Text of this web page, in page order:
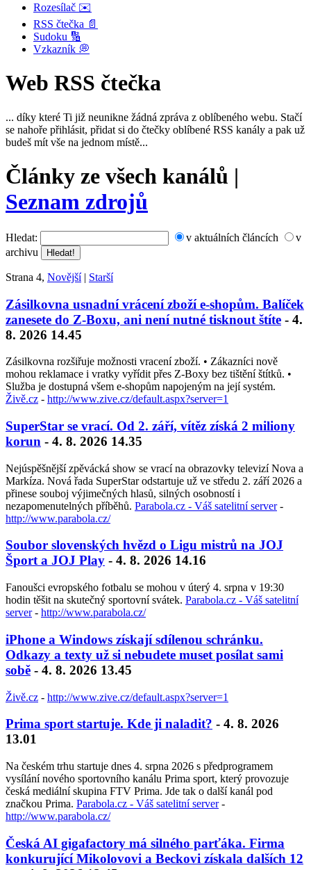
Rozesílač ✉️
RSS čtečka 📄
Sudoku 🔢
Vzkazník 💭
Web RSS čtečka
... díky které Ti již neunikne žádná zpráva z oblíbeného webu. Stačí
se nahoře přihlásit, přidat si do čtečky oblíbené RSS kanály a pak už
budeš mít vše na jednom místě...
Články ze všech kanálů |
Seznam zdrojů
Hledat: v aktuálních článcích
v
archivu
Strana 4, Novější| Starší
Zásilkovna usnadní vrácení zboží e-shopům. Balíček
zanesete do Z-Boxu, ani není nutné tisknout štíte - 4.
8. 2026 14.45
Zásilkovna rozšiřuje možnosti vracení zboží. • Zákazníci nově
mohou reklamace i vratky vyřídit přes Z-Boxy bez tištění štítků. •
Služba je dostupná všem e-shopům napojeným na její systém.
Živě.cz - http://www.zive.cz/default.aspx?server=1
SuperStar se vrací. Od 2. září, vítěz získá 2 miliony
korun - 4. 8. 2026 14.35
Nejúspěšnější zpěvácká show se vrací na obrazovky televizí Nova a
Markíza. Nová řada SuperStar odstartuje už ve středu 2. září 2026 a
přinese souboj výjimečných hlasů, silných osobností i
nezapomenutelných příběhů. Parabola.cz - Váš satelitní server-
http://www.parabola.cz/
Soubor slovenských hvězd o Ligu mistrů na JOJ
Šport a JOJ Play - 4. 8. 2026 14.16
Fanoušci evropského fotbalu se mohou v úterý 4. srpna v 19:30
hodin těšit na skutečný sportovní svátek. Parabola.cz - Váš satelitní
server- http://www.parabola.cz/
iPhone a Windows získají sdílenou schránku.
Odkazy a texty už si nebudete muset posílat sami
sobě - 4. 8. 2026 13.45
Živě.cz - http://www.zive.cz/default.aspx?server=1
Prima sport startuje. Kde ji naladit? - 4. 8. 2026
13.01
Na českém trhu startuje dnes 4. srpna 2026 s předprogramem
vysílání nového sportovního kanálu Prima sport, který provozuje
česká mediální skupina FTV Prima. Jde tak o další kanál pod
značkou Prima. Parabola.cz - Váš satelitní server-
http://www.parabola.cz/
Česká AI gigafactory má silného parťáka. Firma
konkurující Mikolovovi a Beckovi získala dalších 12